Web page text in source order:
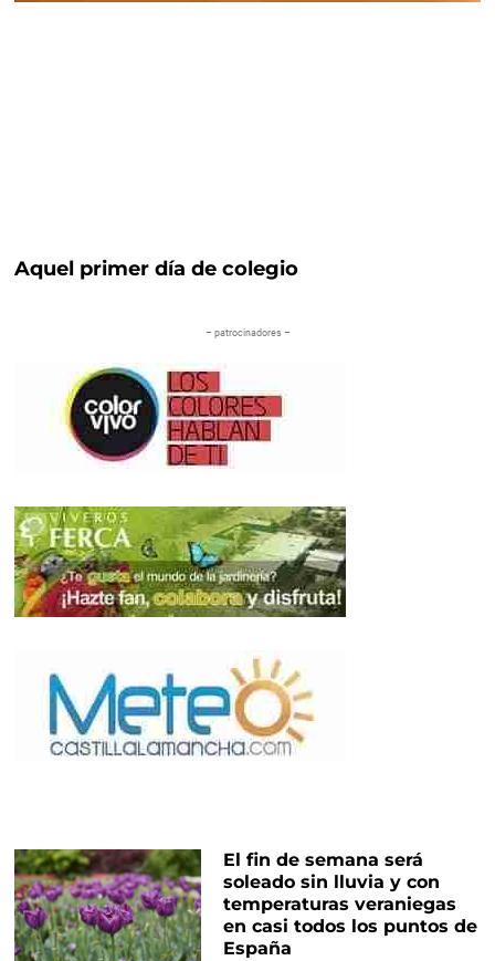
Aquel primer día de colegio
– patrocinadores –
El fin de semana será
soleado sin lluvia y con
temperaturas veraniegas
en casi todos los puntos de
España